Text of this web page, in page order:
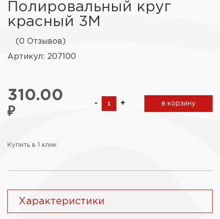
Полировальный круг
красный 3М
(0 Отзывов)
Артикул: 207100
310.00
₽
- + в корзину
Купить в 1 клик
Характеристики